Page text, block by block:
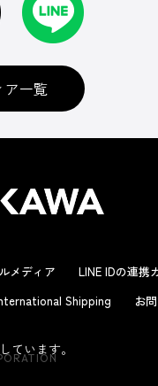
ア一覧
メディア LINE IDの連携
Shipping お
ています。